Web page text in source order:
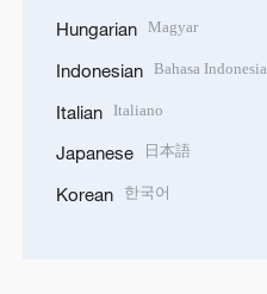
Hungarian Magyar
Indonesian Bahasa Indonesia
Italian Italiano
Japanese 日本語
Korean 한국어